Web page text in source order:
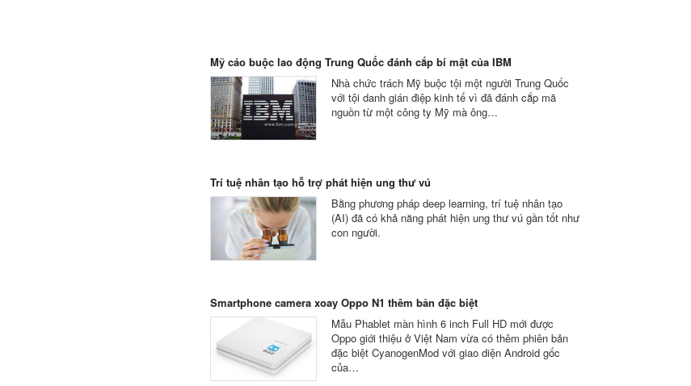
Mỹ cáo buộc lao động Trung Quốc đánh cắp bí mật của IBM
Nhà chức trách Mỹ buộc tội một người Trung Quốc
với tội danh gián điệp kinh tế vì đã đánh cắp mã
nguồn từ một công ty Mỹ mà ông…
Trí tuệ nhân tạo hỗ trợ phát hiện ung thư vú
Bằng phương pháp deep learning, trí tuệ nhân tạo
(AI) đã có khả năng phát hiện ung thư vú gần tốt như
con người.
Smartphone camera xoay Oppo N1 thêm bản đặc biệt
Mẫu Phablet màn hình 6 inch Full HD mới được
Oppo giới thiệu ở Việt Nam vừa có thêm phiên bản
đặc biệt CyanogenMod với giao diện Android gốc
của…